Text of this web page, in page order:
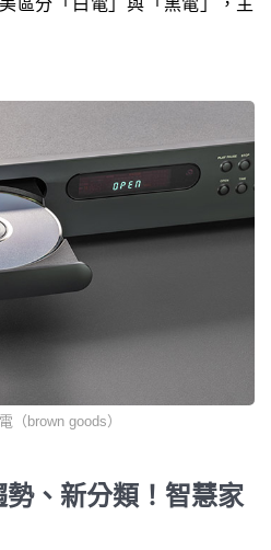
（brown goods）
、新分類！智慧家